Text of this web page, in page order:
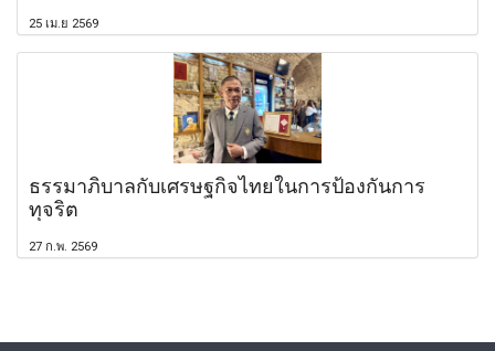
25 เม.ย 2569
ธรรมาภิบาลกับเศรษฐกิจไทยในการป้องกันการ
ทุจริต
27 ก.พ. 2569